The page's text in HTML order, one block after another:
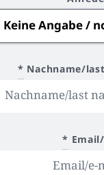
Nachname/
*
*